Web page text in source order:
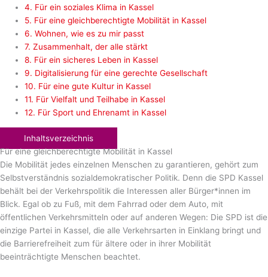
4. Für ein soziales Klima in Kassel
5. Für eine gleichberechtigte Mobilität in Kassel
6. Wohnen, wie es zu mir passt
7. Zusammenhalt, der alle stärkt
8. Für ein sicheres Leben in Kassel
9. Digitalisierung für eine gerechte Gesellschaft
10. Für eine gute Kultur in Kassel
11. Für Vielfalt und Teilhabe in Kassel
12. Für Sport und Ehrenamt in Kassel
Inhaltsverzeichnis
Für eine gleichberechtigte Mobilität in Kassel
Die Mobilität jedes einzelnen Menschen zu garantieren, gehört zum
Selbstverständnis sozialdemokratischer Politik. Denn die SPD Kassel
behält bei der Verkehrspolitik die Interessen aller Bürger*innen im
Blick. Egal ob zu Fuß, mit dem Fahrrad oder dem Auto, mit
öffentlichen Verkehrsmitteln oder auf anderen Wegen: Die SPD ist die
einzige Partei in Kassel, die alle Verkehrsarten in Einklang bringt und
die Barrierefreiheit zum für ältere oder in ihrer Mobilität
beeinträchtigte Menschen beachtet.